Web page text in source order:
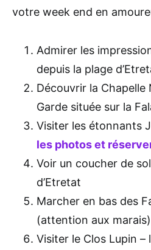
votre week end en
Admirer les
depuis la plage
Découvrir la
Garde située sur la
Visiter les étonnants
les photos et
Voir un coucher de
d’Etretat
Marcher en bas des
(attention aux marais)
Visiter le Clos Lupin –